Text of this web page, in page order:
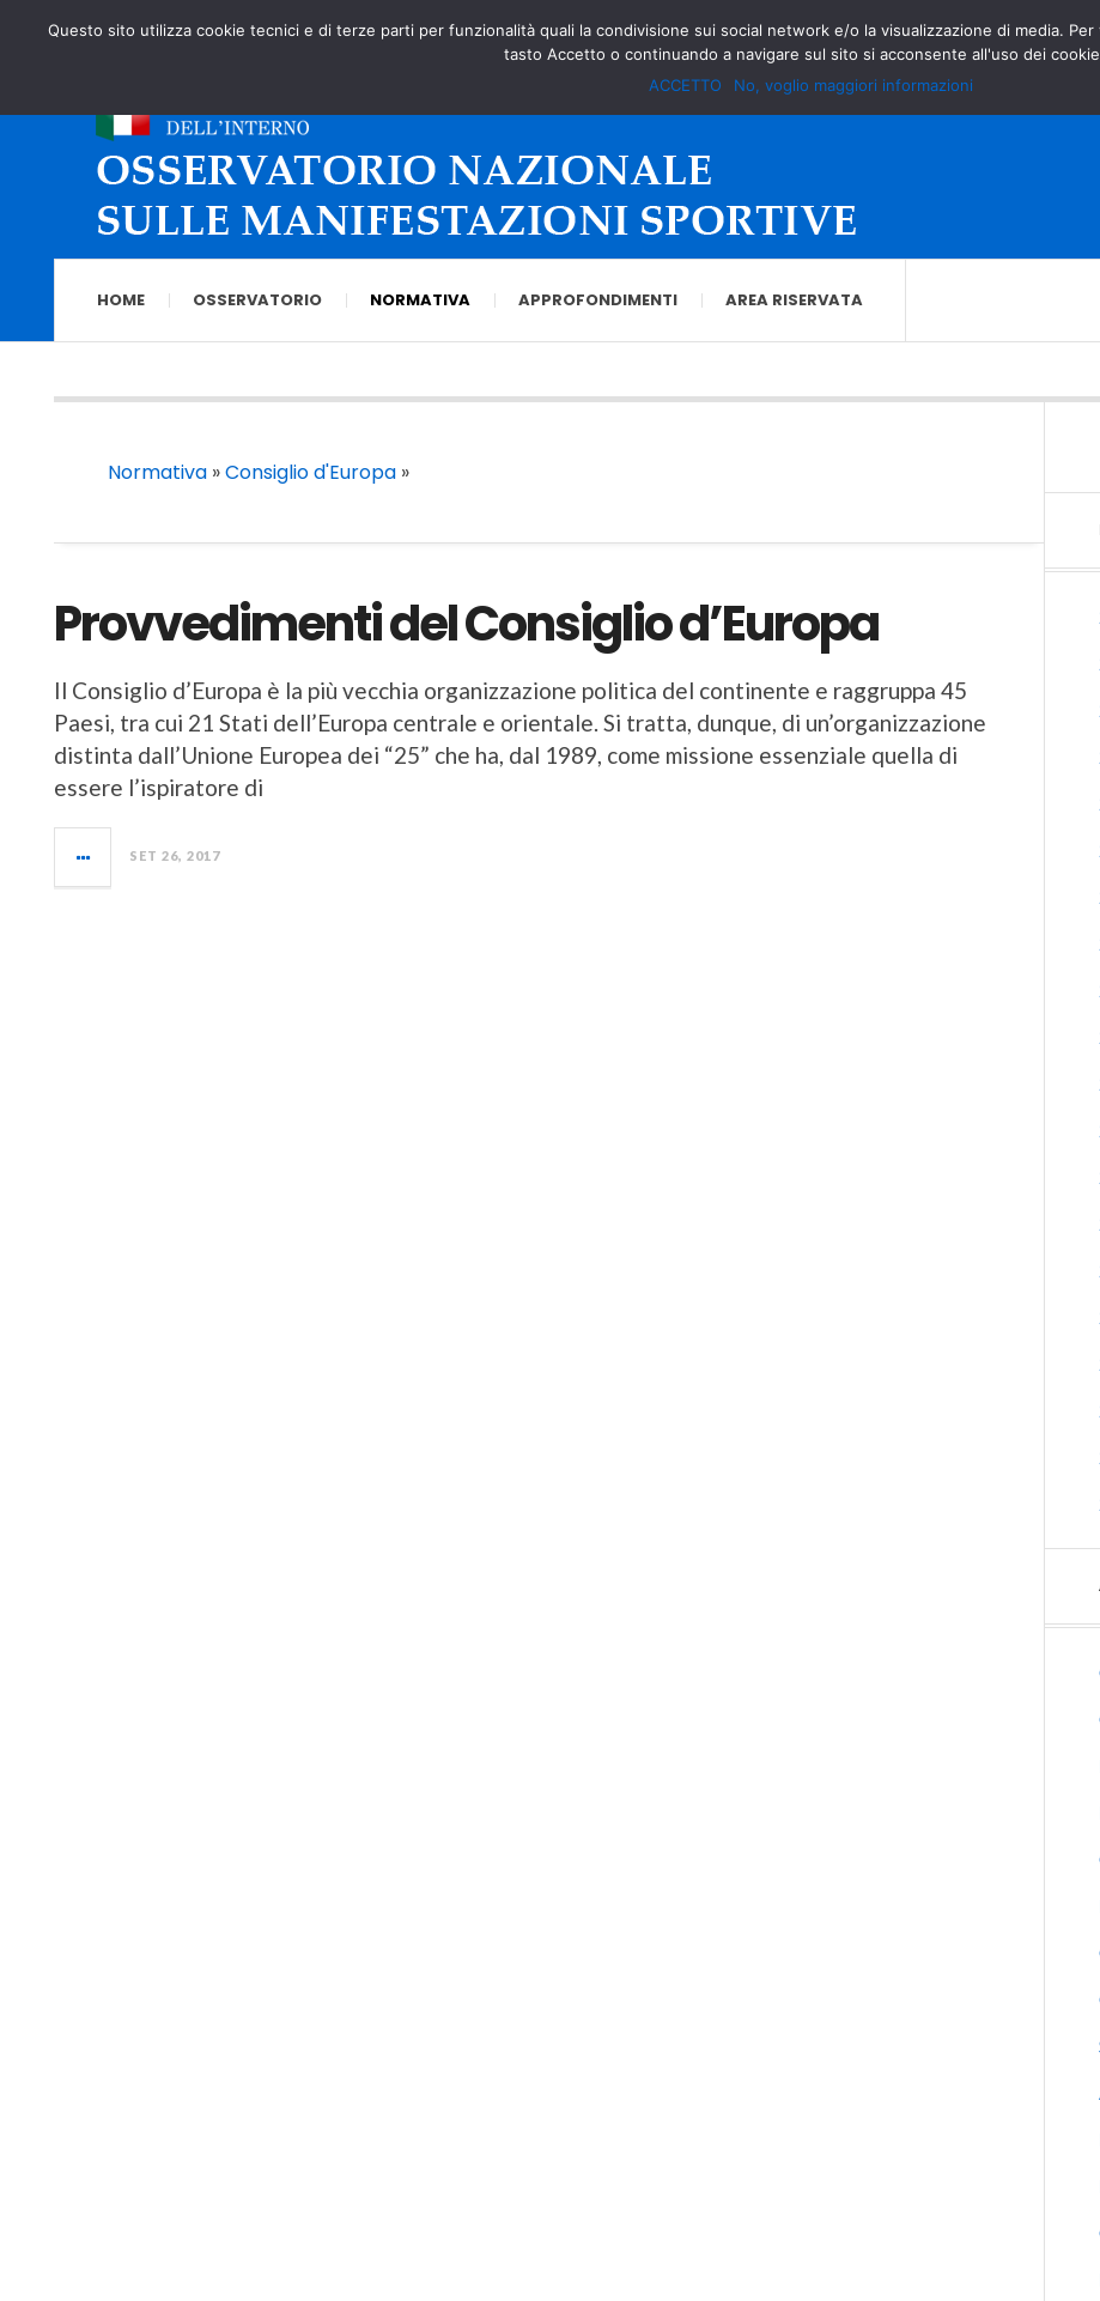
HOME OSSERVATORIO NORMATIVA APPROFONDIMENTI AREA RISERVATA
Normativa »Consiglio d'Europa »
Provvedimenti del Consiglio d’Europa
Il Consiglio d’Europa è la più vecchia organizzazione politica del continente e raggruppa 45
Paesi, tra cui 21 Stati dell’Europa centrale e orientale. Si tratta, dunque, di un’organizzazione
distinta dall’Unione Europea dei “25” che ha, dal 1989, come missione essenziale quella di
essere l’ispiratore di
SET 26, 2017
Questo sito utilizza cookie tecnici e di terze parti per funzionalità quali la condivisione sui social network e/o la visualizzazione di media.
tasto Accetto o continuando a navigare sul sito si acconsente all'uso dei
ACCETTO
No, voglio maggiori informazioni